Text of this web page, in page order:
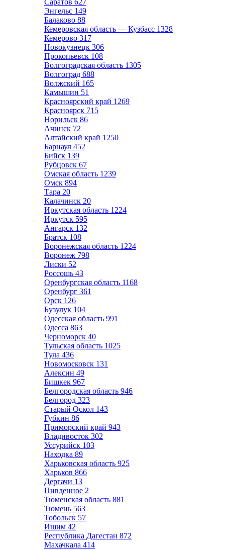
Саратов 627
Энгельс 149
Балаково 88
Кемеровская область — Кузбасс 1328
Кемерово 317
Новокузнецк 306
Прокопьевск 108
Волгоградская область 1305
Волгоград 688
Волжский 165
Камышин 51
Красноярский край 1269
Красноярск 715
Норильск 86
Ачинск 72
Алтайский край 1250
Барнаул 452
Бийск 139
Рубцовск 67
Омская область 1239
Омск 894
Тара 20
Калачинск 20
Иркутская область 1224
Иркутск 595
Ангарск 132
Братск 108
Воронежская область 1224
Воронеж 798
Лиски 52
Россошь 43
Оренбургская область 1168
Оренбург 361
Орск 126
Бузулук 104
Одесская область 991
Одесса 863
Черноморск 40
Тульская область 1025
Тула 436
Новомосковск 131
Алексин 49
Бишкек 967
Белгородская область 946
Белгород 323
Старый Оскол 143
Губкин 86
Приморский край 943
Владивосток 302
Уссурийск 103
Находка 89
Харьковская область 925
Харьков 866
Дергачи 13
Пивденное 2
Тюменская область 881
Тюмень 563
Тобольск 57
Ишим 42
Республика Дагестан 872
Махачкала 414